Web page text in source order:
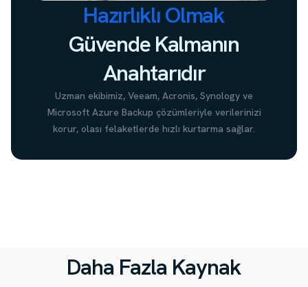
Hazırlıklı Olmak
Güvende Kalmanın
Anahtarıdır
Uzman ekibimiz, Veeam, Acronis, Synology ve
Microsoft Azure Backup çözümleriyle verilerinizi
korur, olası felaketlerde hızlı kurtarma sağlar.
Daha Fazla Kaynak